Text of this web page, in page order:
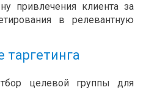
привлечения клиента за
в релевантную
таргетинга
целевой группы для